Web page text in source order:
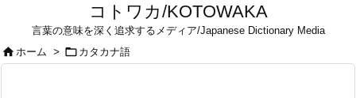
コトワカ/KOTOWAKA
言葉の意味を深く追求するメディア/Japanese Dictionary Media
ホーム >  カタカナ語